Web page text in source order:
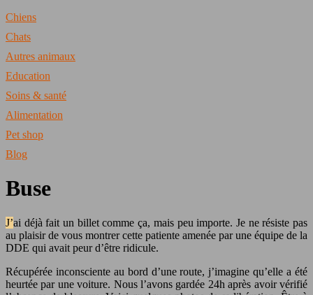
Chiens
Chats
Autres animaux
Education
Soins & santé
Alimentation
Pet shop
Blog
Buse
J’ai déjà fait un billet comme ça, mais peu importe. Je ne résiste pas
au plaisir de vous montrer cette patiente amenée par une équipe de la
DDE qui avait peur d’être ridicule.
Récupérée inconsciente au bord d’une route, j’imagine qu’elle a été
heurtée par une voiture. Nous l’avons gardée 24h après avoir vérifié